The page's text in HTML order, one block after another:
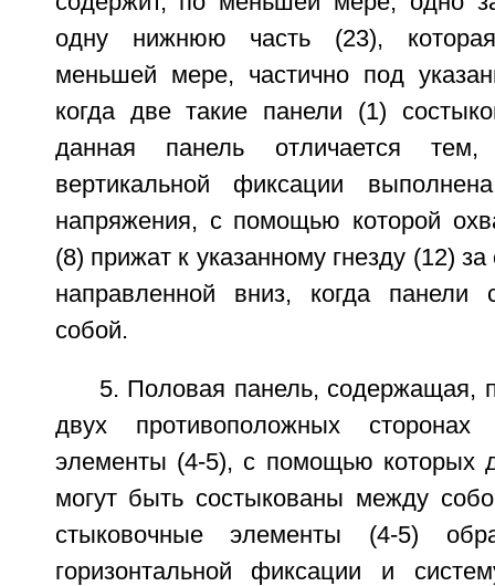
одну нижнюю часть (23),
меньшей мере, частично под
когда две такие панели (1)
данная панель отличается
вертикальной фиксации
напряжения, с помощью которой
(8) прижат к указанному гнезду (12)
направленной вниз, когда панели
собой.
5. Половая панель, содержащая,
двух противоположных
элементы (4-5), с помощью которых
могут быть состыкованы между
стыковочные элементы (4-5)
горизонтальной фиксации и